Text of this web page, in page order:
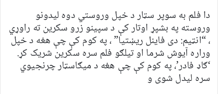
دا فلم به سوپر سټار د خپل وروستي دوه لیدونو
وروسته په بشپړ اوتار کې د سپینو زرو سکرین ته راوړي
، “انټيم: دی فاینل ریښتیا” ، په کوم کې چې هغه د خپل
وراره آیوش شرما او تیلګو فلم سره سکرین شریک کړ.
‘ګاډ فادر’، په کوم کې چې هغه د میګاسټار چرنجیوي
سره لیدل شوی و